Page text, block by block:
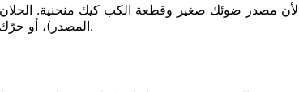
لأن مصدر ضوئك صغير وقطعة الكب كيك منحنية.
المصدر)، أو حرّك موضع كاميرتك ببضع إنشات حتى تتدحرج البقعة اللامعة على جانب القبة بدل أن تجلس فوقها.